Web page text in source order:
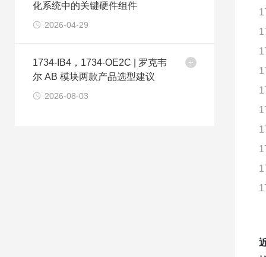
化系统中的关键硬件组件
2026-04-29
1734-IB4，1734-OE2C | 罗克韦
尔 AB 模块两款产品选型建议
2026-08-03